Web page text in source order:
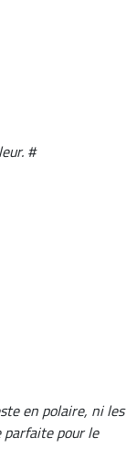
#
en polaire, ni les
parfaite pour le